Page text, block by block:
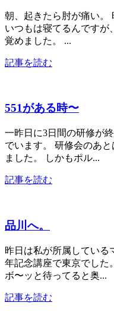
朝、起きたら肘が痛い。
いつもは寝てるんですが
覚めました。 ...
記事を読む
551がある時〜
一昨日に3日間の研修が
でいます。 研修会のあ
ました。 しかもポル...
記事を読む
品川へ。
昨日は私が所属している
年記念講座で東京でした
ボ〜ッと待ってると奥...
記事を読む